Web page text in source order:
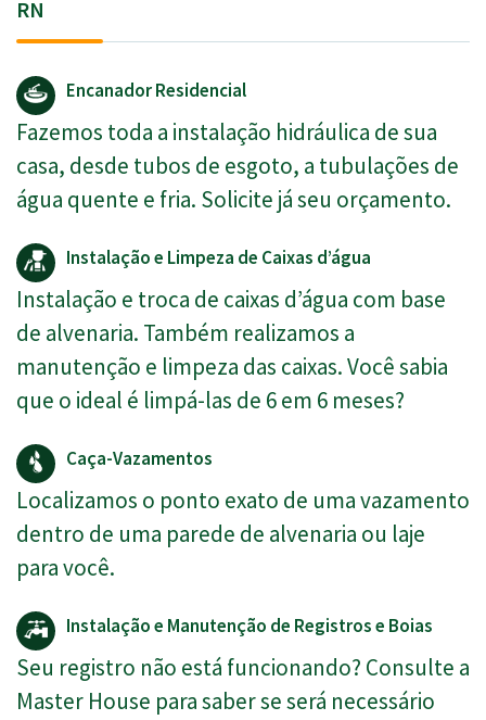
RN
Encanador Residencial
Fazemos toda a instalação hidráulica de sua
casa, desde tubos de esgoto, a tubulações de
água quente e fria. Solicite já seu orçamento.
Instalação e Limpeza de Caixas d’água
Instalação e troca de caixas d’água com base
de alvenaria. Também realizamos a
manutenção e limpeza das caixas. Você sabia
que o ideal é limpá-las de 6 em 6 meses?
Caça-Vazamentos
Localizamos o ponto exato de uma vazamento
dentro de uma parede de alvenaria ou laje
para você.
Instalação e Manutenção de Registros e Boias
Seu registro não está funcionando? Consulte a
Master House para saber se será necessário